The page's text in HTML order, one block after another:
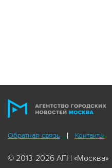
Обратная связь Контакты
© 2013-2026 АГН «Москва»